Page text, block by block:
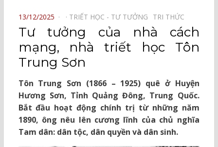
POSTED
ON
13/12/2025 TRIẾT HỌC - TƯ TƯỞNG⠀ TRI THỨC⠀
Tư tưởng của nhà cách
mạng, nhà triết học Tôn
Trung Sơn
Tôn Trung Sơn (1866 – 1925) quê ở Huyện
Hương Sơn, Tỉnh Quảng Đông, Trung Quốc.
Bắt đầu hoạt động chính trị từ những năm
1890, ông nêu lên cương lĩnh của chủ nghĩa
Tam dân: dân tộc, dân quyền và dân sinh.